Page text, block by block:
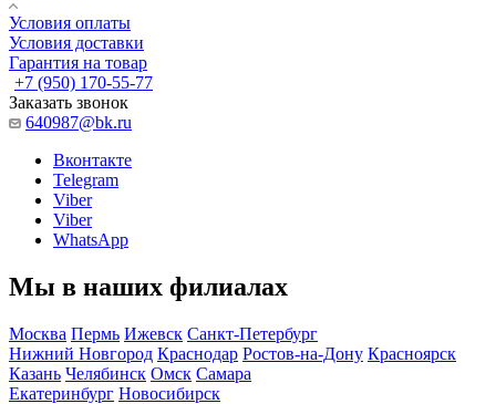
Условия оплаты
Условия доставки
Гарантия на товар
+7 (950) 170-55-77
Заказать звонок
640987@bk.ru
Вконтакте
Telegram
Viber
Viber
WhatsApp
Мы в наших филиалах
Москва Пермь Ижевск Санкт-Петербург
Нижний Новгород Краснодар Ростов-на-Дону Красноярск
Казань Челябинск Омск Самара
Екатеринбург Новосибирск